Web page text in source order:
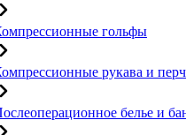
гольфы
рукава и
белье и